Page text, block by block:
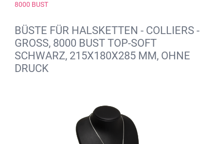
8000 BUST
BÜSTE FÜR HALSKETTEN - COLLIERS -
GROSS, 8000 BUST TOP-SOFT S
CHWARZ, 215X180X285 MM, OHNE D
RUCK